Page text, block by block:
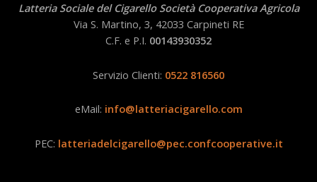
Latteria Sociale del Cigarello Società Cooperativa Agricola
Via S. Martino, 3, 42033 Carpineti RE
C.F. e P.I. 00143930352
Servizio Clienti: 0522 816560
eMail: info@latteriacigarello.com
PEC: latteriadelcigarello@pec.confcooperative.it